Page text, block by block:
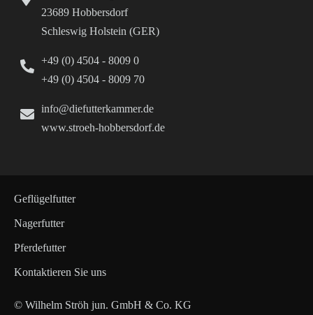
23689 Hobbersdorf
Schleswig Holstein (GER)
+49 (0) 4504 - 8009 0
+49 (0) 4504 - 8009 70
info@diefutterkammer.de
www.stroeh-hobbersdorf.de
Geflügelfutter
Nagerfutter
Pferdefutter
Kontaktieren Sie uns
© Wilhelm Ströh jun. GmbH & Co. KG